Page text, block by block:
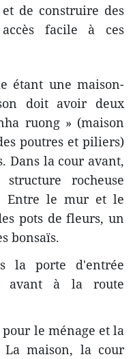
de construire des
facile à ces
étant une maison-
doit avoir deux
ruong » (maison
poutres et piliers)
Dans la cour avant,
rocheuse
Entre le mur et le
pots de fleurs, un
bonsaïs.
la porte d'entrée
avant à la route
le ménage et la
La maison, la cour